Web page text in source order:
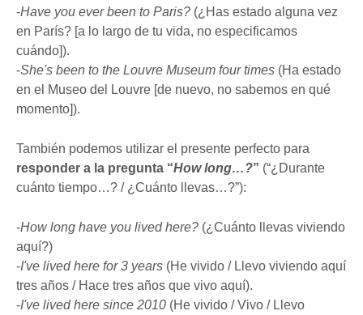
-Have you ever been to Paris? (¿Has estado alguna vez
en París? [a lo largo de tu vida, no especificamos
cuándo]).
-She's been to the Louvre Museum four times (Ha estado
en el Museo del Louvre [de nuevo, no sabemos en qué
momento]).
También podemos utilizar el presente perfecto para
responder a la pregunta “How long…?” (“¿Durante
cuánto tiempo…? / ¿Cuánto llevas…?”):
-How long have you lived here? (¿Cuánto llevas viviendo
aquí?)
-I've lived here for 3 years (He vivido / Llevo viviendo aquí
tres años / Hace tres años que vivo aquí).
-I've lived here since 2010 (He vivido / Vivo / Llevo